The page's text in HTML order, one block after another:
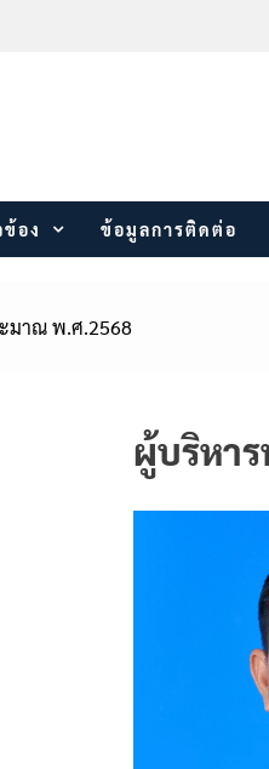
อง ข้อมูลการติดต่อ
มาณ พ.ศ.2568
ผู้บริหา